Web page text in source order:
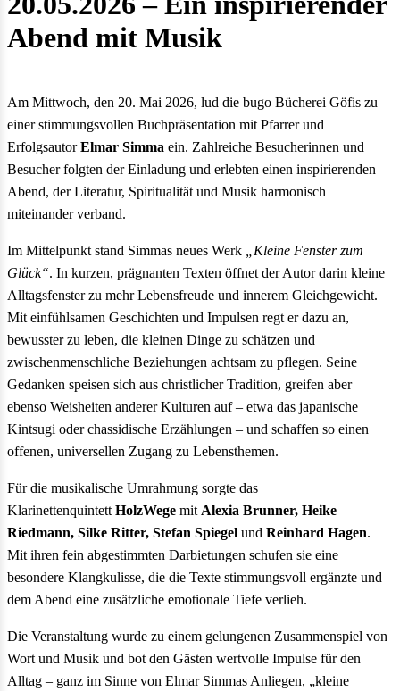
Abend mit Musik
Am Mittwoch, den 20. Mai 2026, lud die bugo Bücherei Göfis zu
einer stimmungsvollen Buchpräsentation mit Pfarrer und
ErfolgsautorElmar Simma ein. Zahlreiche Besucherinnen und
Besucher folgten der Einladung und erlebten einen inspirierenden
Abend, der Literatur, Spiritualität und Musik harmonisch
miteinander verband.
Im Mittelpunkt stand Simmas neues Werk
„Kleine Fenster zum
Glück“. In kurzen, prägnanten Texten öffnet der Autor darin kleine
Alltagsfenster zu mehr Lebensfreude und innerem Gleichgewicht.
Mit einfühlsamen Geschichten und Impulsen regt er dazu an,
bewusster zu leben, die kleinen Dinge zu schätzen und
zwischenmenschliche Beziehungen achtsam zu pflegen. Seine
Gedanken speisen sich aus christlicher Tradition, greifen aber
ebenso Weisheiten anderer Kulturen auf – etwa das japanische
Kintsugi oder chassidische Erzählungen – und schaffen so einen
offenen, universellen Zugang zu Lebensthemen.
Für die musikalische Umrahmung sorgte das
Klarinettenquintett HolzWege mit Alexia Brunner, Heike
Riedmann, Silke Ritter, Stefan Spiegel und Reinhard Hagen.
Mit ihren fein abgestimmten Darbietungen schufen sie eine
besondere Klangkulisse, die die Texte stimmungsvoll ergänzte und
dem Abend eine zusätzliche emotionale Tiefe verlieh.
Die Veranstaltung wurde zu einem gelungenen Zusammenspiel von
Wort und Musik und bot den Gästen wertvolle Impulse für den
Alltag – ganz im Sinne von Elmar Simmas Anliegen, „kleine